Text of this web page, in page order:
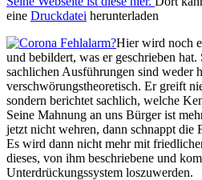
eine Druckdatei herunterladen
Hier wird noch
und bebildert, was er geschrieben hat.
sachlichen Ausführungen sind weder
verschwörungstheoretisch. Er greift
sondern berichtet sachlich, welche
Seine Mahnung an uns Bürger ist
jetzt nicht wehren, dann schnappt die
Es wird dann nicht mehr mit
dieses, von ihm beschriebene und
Unterdrückungssystem loszuwerden.